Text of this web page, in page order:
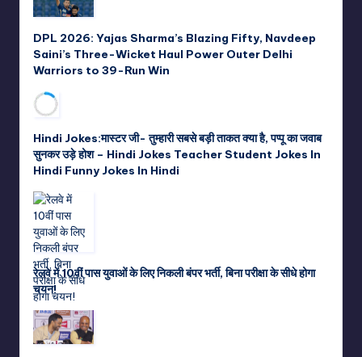
DPL 2026: Yajas Sharma’s Blazing Fifty, Navdeep
Saini’s Three-Wicket Haul Power Outer Delhi
Warriors to 39-Run Win
Hindi Jokes:मास्टर जी- तुम्हारी सबसे बड़ी ताकत क्या है, पप्पू का जवाब
सुनकर उड़े होश – Hindi Jokes Teacher Student Jokes In
Hindi Funny Jokes In Hindi
रेलवे में 10वीं पास युवाओं के लिए निकली बंपर भर्ती, बिना परीक्षा के सीधे होगा
चयन!